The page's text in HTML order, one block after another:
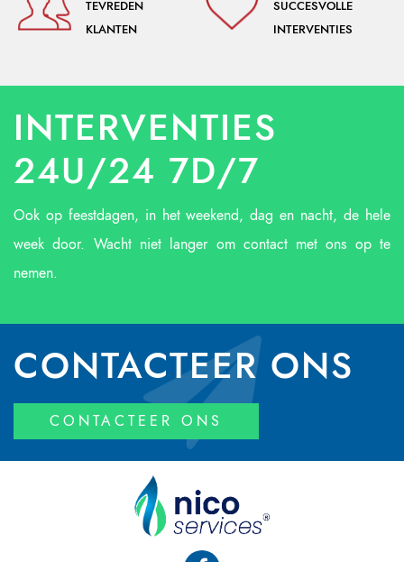
TEVREDEN
KLANTEN
SUCCESVOLLE
INTERVENTIES
INTERVENTIES
24U/24 7D/7
Ook op feestdagen, in het weekend, dag en nacht, de hele
week door. Wacht niet langer om contact met ons op te
nemen.
CONTACTEER ONS
CONTACTEER ONS